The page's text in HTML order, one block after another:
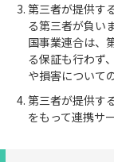
第三者が提供す
る第三者が負い
国事業連合は、
る保証も行わず
や損害について
第三者が提供す
をもって連携サ